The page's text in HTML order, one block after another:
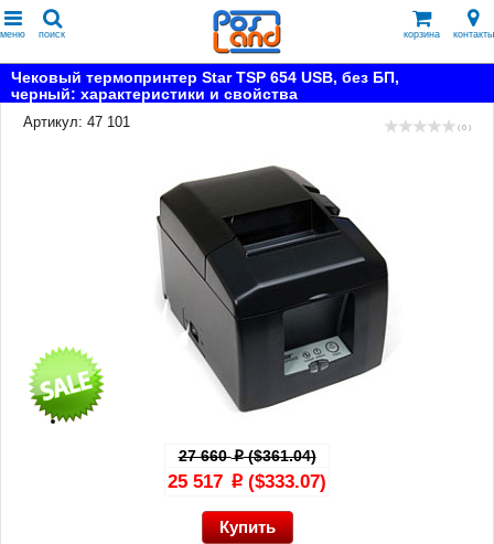
меню поиск корзина контакты
Чековый термопринтер Star TSP 654 USB, без БП,
черный: характеристики и свойства
Артикул: 47 101
( 0 )
27 660p($361.04)
25 517 p ($333.07)